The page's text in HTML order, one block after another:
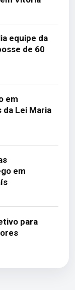
equipe da
de 60
em
da Lei Maria
em
para